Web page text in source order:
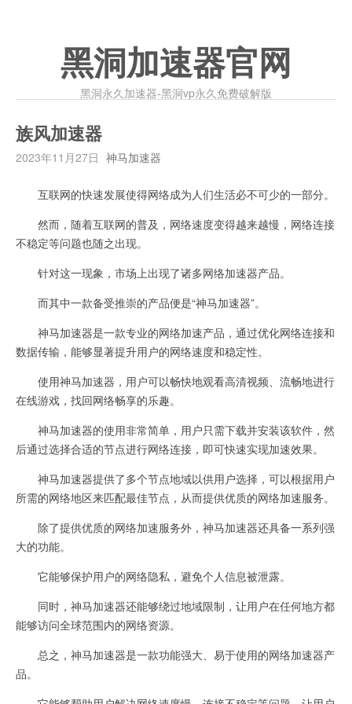
黑洞加速器官网
黑洞永久加速器-黑洞vp永久免费破解版
族风加速器
2023年11月27日 神马加速器
互联网的快速发展使得网络成为人们生活必不可少的一部分。
然而，随着互联网的普及，网络速度变得越来越慢，网络连接
不稳定等问题也随之出现。
针对这一现象，市场上出现了诸多网络加速器产品。
而其中一款备受推崇的产品便是“神马加速器”。
神马加速器是一款专业的网络加速产品，通过优化网络连接和
数据传输，能够显著提升用户的网络速度和稳定性。
使用神马加速器，用户可以畅快地观看高清视频、流畅地进行
在线游戏，找回网络畅享的乐趣。
神马加速器的使用非常简单，用户只需下载并安装该软件，然
后通过选择合适的节点进行网络连接，即可快速实现加速效果。
神马加速器提供了多个节点地域以供用户选择，可以根据用户
所需的网络地区来匹配最佳节点，从而提供优质的网络加速服务。
除了提供优质的网络加速服务外，神马加速器还具备一系列强
大的功能。
它能够保护用户的网络隐私，避免个人信息被泄露。
同时，神马加速器还能够绕过地域限制，让用户在任何地方都
能够访问全球范围内的网络资源。
总之，神马加速器是一款功能强大、易于使用的网络加速器产
品。